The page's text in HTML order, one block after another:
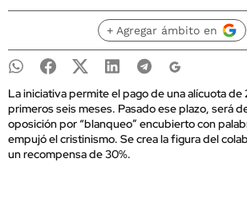
+ Agregar ámbito en
La iniciativa permite el pago de una alícuota de
primeros seis meses. Pasado ese plazo, será
oposición por “blanqueo” encubierto con
empujó el cristinismo. Se crea la figura del
un recompensa de 30%.